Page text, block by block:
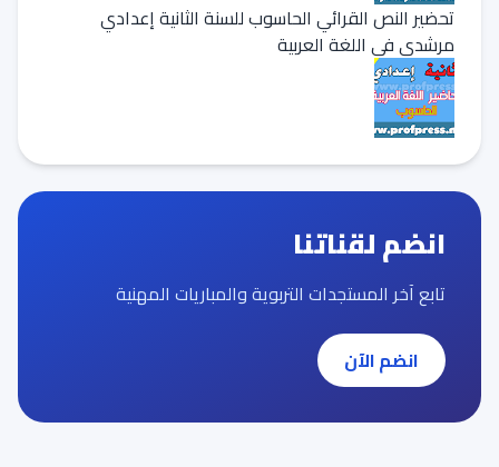
تحضير النص القرائي الحاسوب للسنة الثانية إعدادي
مرشدي في اللغة العربية
انضم لقناتنا
تابع آخر المستجدات التربوية والمباريات المهنية
انضم الآن